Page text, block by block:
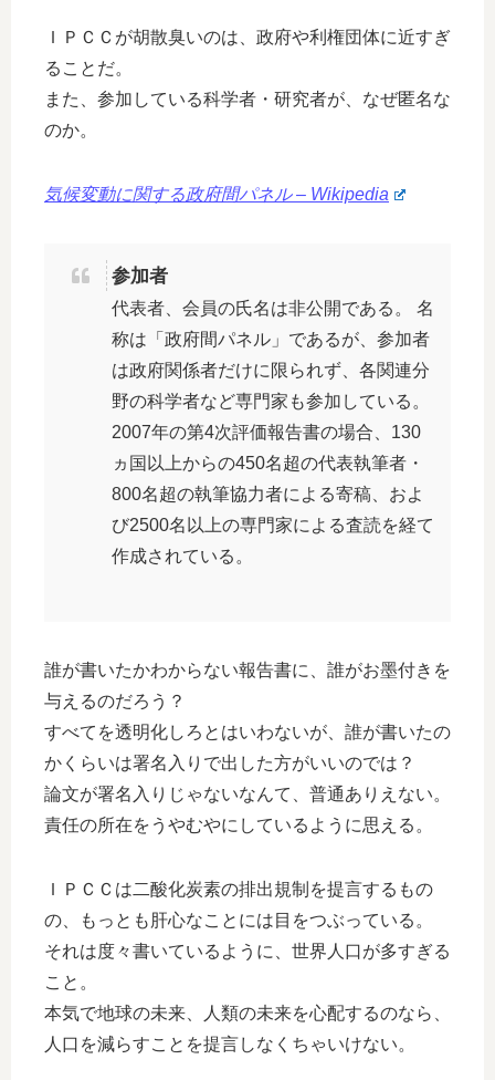
ＩＰＣＣが胡散臭いのは、政府や利権団体に近すぎ
ることだ。
また、参加している科学者・研究者が、なぜ匿名な
のか。
気候変動に関する政府間パネル – Wikipedia
参加者
代表者、会員の氏名は非公開である。 名
称は「政府間パネル」であるが、参加者
は政府関係者だけに限られず、各関連分
野の科学者など専門家も参加している。
2007年の第4次評価報告書の場合、130
ヵ国以上からの450名超の代表執筆者・
800名超の執筆協力者による寄稿、およ
び2500名以上の専門家による査読を経て
作成されている。
誰が書いたかわからない報告書に、誰がお墨付きを
与えるのだろう？
すべてを透明化しろとはいわないが、誰が書いたの
かくらいは署名入りで出した方がいいのでは？
論文が署名入りじゃないなんて、普通ありえない。
責任の所在をうやむやにしているように思える。
ＩＰＣＣは二酸化炭素の排出規制を提言するもの
の、もっとも肝心なことには目をつぶっている。
それは度々書いているように、世界人口が多すぎる
こと。
本気で地球の未来、人類の未来を心配するのなら、
人口を減らすことを提言しなくちゃいけない。